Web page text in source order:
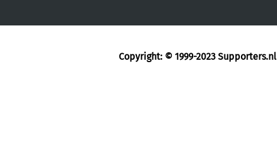
Copyright: © 1999-2023 Supporters.nl